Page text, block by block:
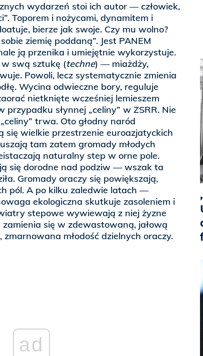
wydarzeń stoi ich autor — człowiek,
Toporem i nożycami, dynamitem i
bierze jak swoje. Czy mu wolno?
ziemię poddaną”. Jest PANEM
ją przenika i umiejętnie wykorzystuje.
swą sztukę (techne) — miażdży,
Powoli, lecz systematycznie zmienia
Wycina odwieczne bory, reguluje
nietknięte wcześniej lemieszem
przypadku słynnej „celiny” w ZSRR. Nie
trwa. Oto głodny naród
się wielkie przestrzenie euroazjatyckich
tam zatem gromady młodych
naturalny step w orne pole.
się dorodne nad podziw — wszak ta
Gromady oraczy się powiększają,
pól. A po kilku zaledwie latach —
ekologiczna skutkuje zasoleniem i
stepowe wywiewają z niej żyzne
się w zdewastowaną, jałową
młodość dzielnych oraczy.
ad